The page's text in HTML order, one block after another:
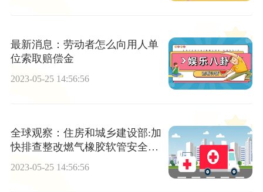
最新消息：劳动者怎么向用人单
位索取赔偿金
2023-05-25 14:56:56
全球观察：住房和城乡建设部:加
快排查整改燃气橡胶软管安全隐
2023-05-25 14:56:56